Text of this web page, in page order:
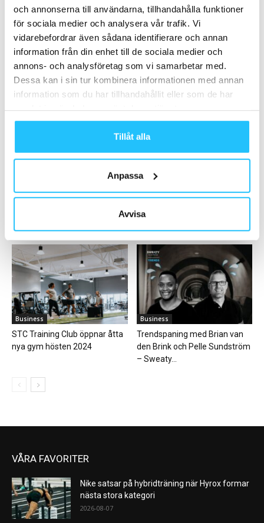
och annonserna till användarna, tillhandahålla funktioner
för sociala medier och analysera vår trafik. Vi
vidarebefordrar även sådana identifierare och annan
information från din enhet till de sociala medier och
annons- och analysföretag som vi samarbetar med.
Dessa kan i sin tur kombinera informationen med annan
information som du har tillhandahållit eller som de har
Tillåt alla
Anpassa
Avvisa
kampsportcenter
2019-10-07
Ladda fler
HETAST JUST NU
Podcast: FitTech-trender 2025:
Les Mills lanserar ny digital
hybridlösning – Les Mills
Business
STC Training Club öppnar åtta
nya gym hösten 2024
Business
Trendspaning med Brian van
den Brink och Pelle Sundström
– Sweaty...
VÅRA FAVORITER
Nike satsar på hybridträning när Hyrox formar
nästa stora kategori
2026-08-07